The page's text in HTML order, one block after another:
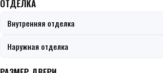
ОТДЕЛКА
Внутренняя отделка
Наружная отделка